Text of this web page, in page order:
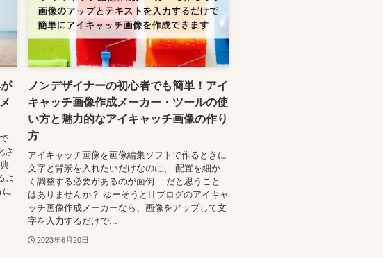
さ
よ
に
ノンデザイナーの初心者でも簡単！アイ
キャッチ画像作成メーカー・ツールの使
い方と魅力的なアイキャッチ画像の作り
方
アイキャッチ画像を画像編集ソフトで作るときに
文字と背景を入れたいだけなのに、 配置を細か
く調整する必要があるのが面倒… だと思うこと
はありませんか？ ゆーそうとITブログのアイキャ
ッチ画像作成メーカーなら、画像をアップして文
字を入力するだけで...
2023年6月20日